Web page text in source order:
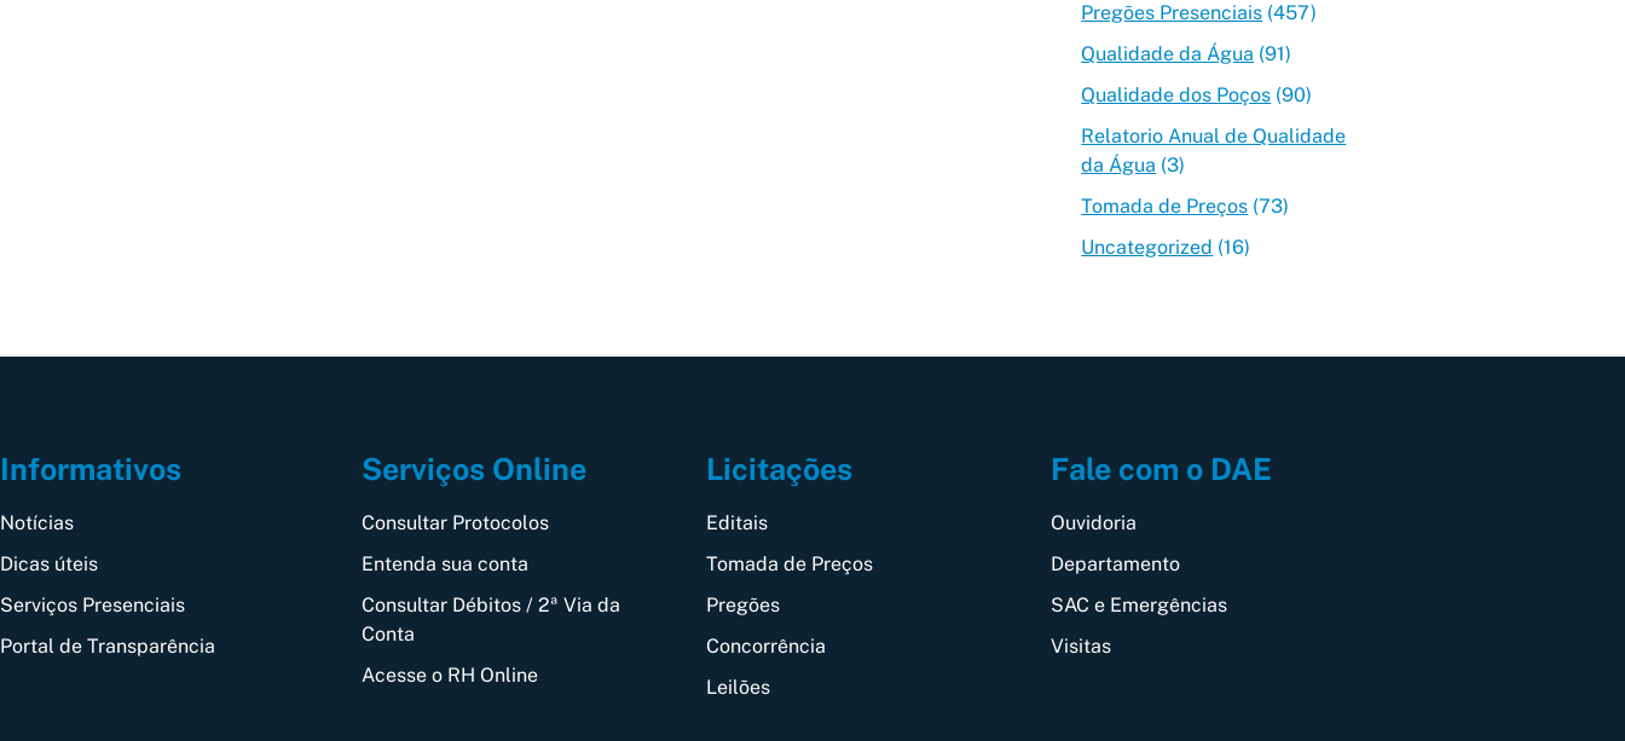
Pregões Presenciais (457)
Qualidade da Água (91)
Qualidade dos Poços (90)
Relatorio Anual de Qualidade
da Água (3)
Tomada de Preços (73)
Uncategorized (16)
Informativos
Notícias
Dicas úteis
Serviços Presenciais
Portal de Transparência
Serviços Online
Consultar Protocolos
Entenda sua conta
Consultar Débitos / 2ª Via da
Conta
Acesse o RH Online
Licitações
Editais
Tomada de Preços
Pregões
Concorrência
Leilões
Fale com o DAE
Ouvidoria
Departamento
SAC e Emergências
Visitas